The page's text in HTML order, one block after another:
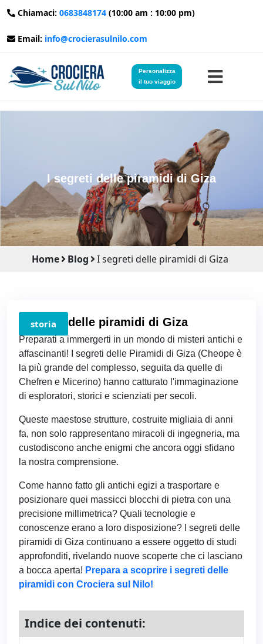
Chiamaci: 0683848174 (10:00 am : 10:00 pm)
Email: info@crocierasulnilo.com
Personalizza
il tuo viaggio
Crociere sul Nilo
Viaggi in Giordania
Blog
I segreti delle piramidi di Giza
Home Blog I segreti delle piramidi di Giza
storia
I segreti delle piramidi di Giza
Preparati a immergerti in un mondo di misteri antichi e
affascinanti! I segreti delle Piramidi di Giza (Cheope è
la più grande del complesso, seguita da quelle di
Chefren e Micerino) hanno catturato l'immaginazione
di esploratori, storici e scienziati per secoli.
Queste maestose strutture, costruite migliaia di anni
fa, non solo rappresentano miracoli di ingegneria, ma
custodiscono anche enigmi che ancora oggi sfidano
la nostra comprensione.
Come hanno fatto gli antichi egizi a trasportare e
posizionare quei massicci blocchi di pietra con una
precisione millimetrica? Quali tecnologie e
conoscenze erano a loro disposizione? I segreti delle
piramidi di Giza continuano a essere oggetto di studi
approfonditi, rivelando nuove scoperte che ci lasciano
a bocca aperta! Prepara a scoprire i segreti delle
piramidi con Crociera sul Nilo!
Indice dei contenuti: